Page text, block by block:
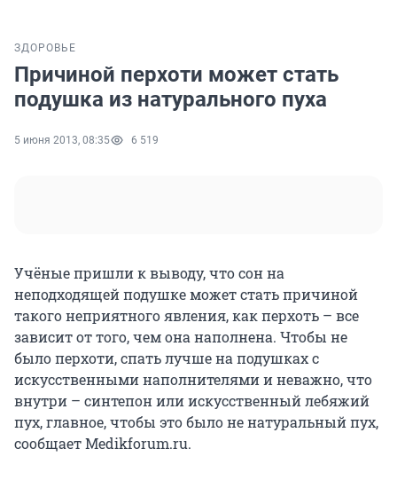
ЗДОРОВЬЕ
Причиной перхоти может стать
подушка из натурального пуха
5 июня 2013, 08:35 6 519
Учёные пришли к выводу, что сон на
неподходящей подушке может стать причиной
такого неприятного явления, как перхоть – все
зависит от того, чем она наполнена. Чтобы не
было перхоти, спать лучше на подушках с
искусственными наполнителями и неважно, что
внутри – синтепон или искусственный лебяжий
пух, главное, чтобы это было не натуральный пух,
сообщает Мedikforum.ru.